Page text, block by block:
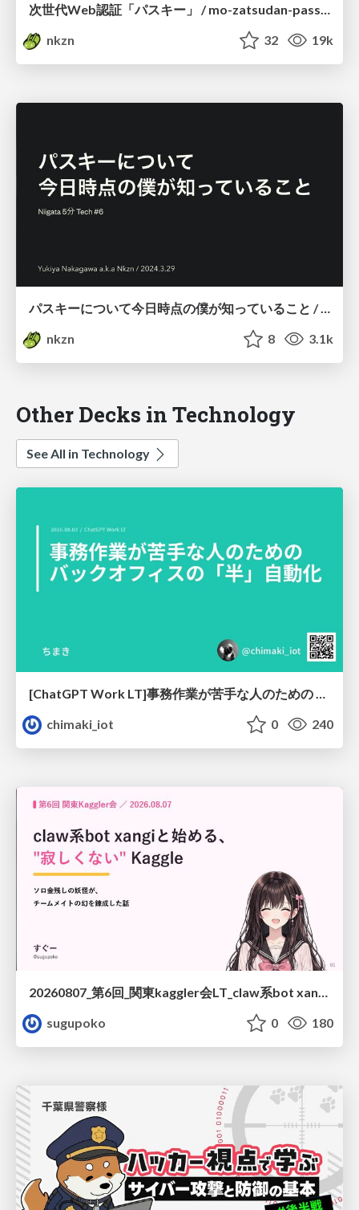
次世代Web認証「パスキー」 / mo-zatsudan-passkey
nkzn
32 19k
パスキーについて今日時点の僕が知っていること / What I Know About Passkeys as of Today
nkzn
8 3.1k
Other Decks in Technology
See All in Technology
chimaki_iot
0 240
20260807_第6回_関東kaggler会LT_claw系bot xangiと始める、"寂しくない" kaggle
sugupoko
0 180